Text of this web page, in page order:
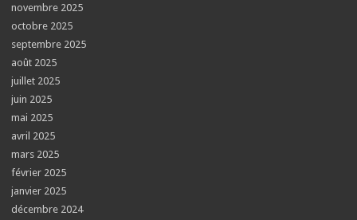
novembre 2025
octobre 2025
septembre 2025
août 2025
juillet 2025
juin 2025
mai 2025
avril 2025
mars 2025
février 2025
janvier 2025
décembre 2024